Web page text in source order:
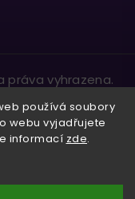
používá soubory
webu vyjadřujete
informací zde.
práva vyhrazena.